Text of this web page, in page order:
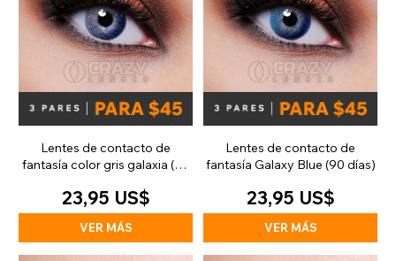
Lentes de contacto de
fantasía color gris galaxia (90
23,95 US$
VER MÁS
Lentes de contacto de
fantasía Galaxy Blue (90 días)
23,95 US$
VER MÁS